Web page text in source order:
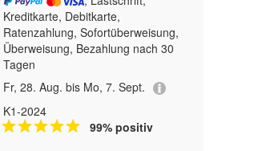
Kreditkarte, Debitkarte,
Ratenzahlung, Sofortüberweisung,
Überweisung, Bezahlung nach 30
Tagen
Fr, 28. Aug. bis Mo, 7. Sept.
K1-2024
99% positiv